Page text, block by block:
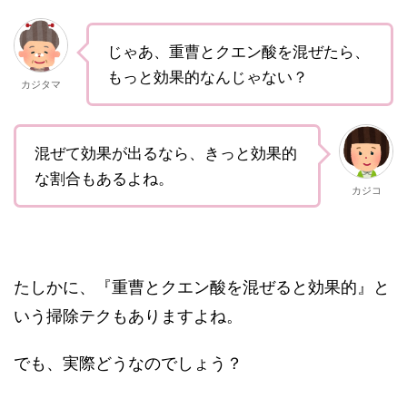
カジタマ
じゃあ、重曹とクエン酸を混ぜたら、
もっと効果的なんじゃない？
混ぜて効果が出るなら、きっと効果的
な割合もあるよね。
カジコ
たしかに、『重曹とクエン酸を混ぜると効果的』と
いう掃除テクもありますよね。
でも、実際どうなのでしょう？